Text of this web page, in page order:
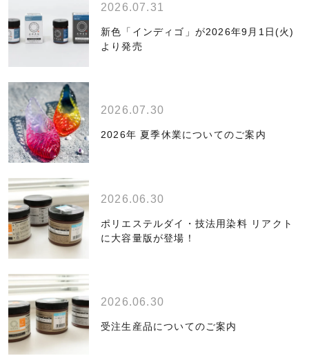
2026.07.31
新色「インディゴ」が2026年9月1日(火)
より発売
2026.07.30
2026年 夏季休業についてのご案内
2026.06.30
ポリエステルダイ・技法用染料 リアクト
に大容量版が登場！
2026.06.30
受注生産品についてのご案内